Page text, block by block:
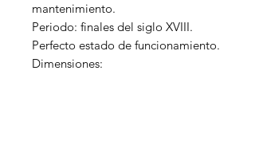
mantenimiento.
Periodo: finales del siglo XVIII.
Perfecto estado de funcionamiento.
Dimensiones: